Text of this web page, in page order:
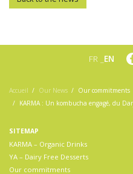
FR EN
Accueil Our News
Our commitments
KARMA : Un kombucha engagé, du
SITEMAP
KARMA – Organic Drinks
YA – Dairy Free Desserts
Our commitments